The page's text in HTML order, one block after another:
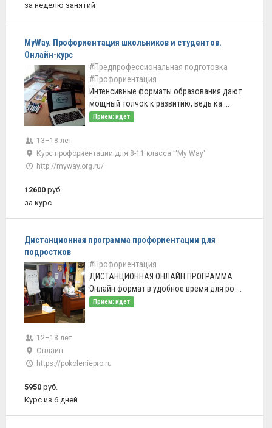
за неделю занятий
MyWay. Профориентация школьников и студентов.
Онлайн-курс
#Предпрофессиональная подготовка
#Профориентация
Интенсивные форматы образования дают
мощный толчок к развитию, ведь ка ...
Прием: идет
13–18 лет
Курс профориентации для 8-11 класса '''My Way"
http://myway.org.ru/
12600 руб.
за курс
Дистанционная программа профориентации для
подростков
#Профориентация
ДИСТАНЦИОННАЯ ОНЛАЙН ПРОГРАММА
Онлайн формат в удобное время для ро ...
Прием: идет
12–18 лет
Онлайн
https://pokoleniepro.ru
5950 руб.
Курс из 6 дней